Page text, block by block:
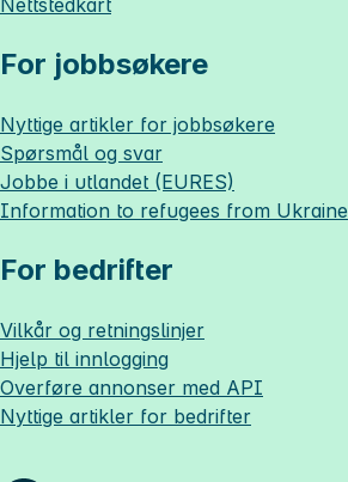
Nettstedkart
For jobbsøkere
Nyttige artikler for jobbsøkere
Spørsmål og svar
Jobbe i utlandet (EURES)
Information to refugees from Ukraine
For bedrifter
Vilkår og retningslinjer
Hjelp til innlogging
Overføre annonser med API
Nyttige artikler for bedrifter